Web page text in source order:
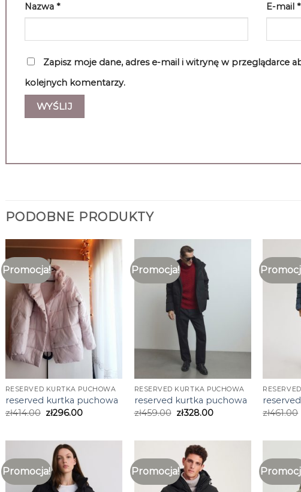
Nazwa * E-mail *
Zapisz moje dane, adres e-mail i witrynę w przeglądarce
kolejnych komentarzy.
PODOBNE PRODUKTY
Promocja!
RESERVED KURTKA PUCHOWA
reserved kurtka puchowa
zł414.00 zł296.00
Promocja!
RESERVED KURTKA PUCHOWA
reserved kurtka puchowa
zł459.00 zł328.00
zł461.00
Promocja! Promocja!